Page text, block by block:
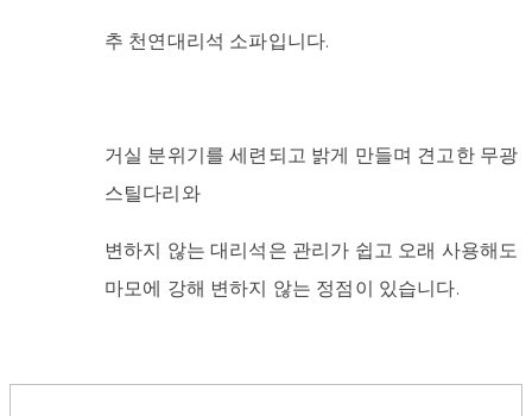
추 천연대리석 소파입니다.
거실 분위기를 세련되고 밝게 만들며 견고한 무광
스틸다리와
변하지 않는 대리석은 관리가 쉽고 오래 사용해도
마모에 강해 변하지 않는 정점이 있습니다.